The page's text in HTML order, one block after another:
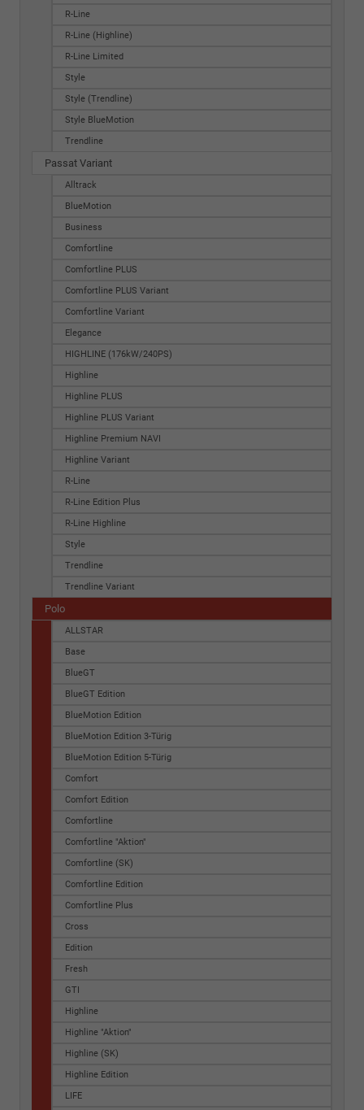
R-Line
R-Line (Highline)
R-Line Limited
Style
Style (Trendline)
Style BlueMotion
Trendline
Passat Variant
Alltrack
BlueMotion
Business
Comfortline
Comfortline PLUS
Comfortline PLUS Variant
Comfortline Variant
Elegance
HIGHLINE (176kW/240PS)
Highline
Highline PLUS
Highline PLUS Variant
Highline Premium NAVI
Highline Variant
R-Line
R-Line Edition Plus
R-Line Highline
Style
Trendline
Trendline Variant
Polo
ALLSTAR
Base
BlueGT
BlueGT Edition
BlueMotion Edition
BlueMotion Edition 3-Türig
BlueMotion Edition 5-Türig
Comfort
Comfort Edition
Comfortline
Comfortline "Aktion"
Comfortline (SK)
Comfortline Edition
Comfortline Plus
Cross
Edition
Fresh
GTI
Highline
Highline "Aktion"
Highline (SK)
Highline Edition
LIFE